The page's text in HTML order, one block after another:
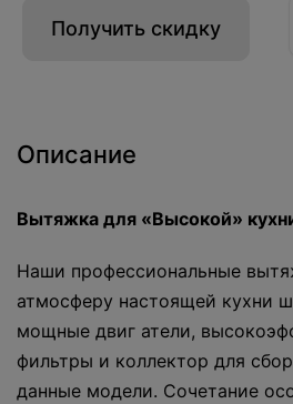
Получить скидку
Описание
Вытяжка для «Высокой»
Наши профессиональные
атмосферу настоящей кухни
мощные двиг атели,
фильтры и коллектор для
данные модели. Сочетание